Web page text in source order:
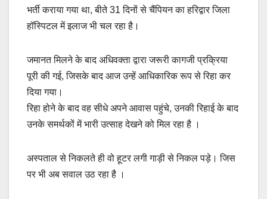
भर्ती कराया गया था, बीते 31 दिनों से चैंपियन का हरिद्वार जिला
हॉस्पिटल में इलाज भी चल रहा है।
जमानत मिलने के बाद अधिवक्ता द्वारा जरूरी कागजी प्रक्रिया
पूरी की गई, जिसके बाद आज उन्हें आधिकारिक रूप से रिहा कर
दिया गया।
रिहा होने के बाद वह सीधे अपने आवास पहुंचे, उनकी रिहाई के बाद
उनके समर्थकों में भारी उत्साह देखने को मिल रहा है ।
अस्पताल से निकलते ही वो हूटर लगी गाड़ी से निकल पड़े। जिस
पर भी अब सवाल उठ रहा है ।